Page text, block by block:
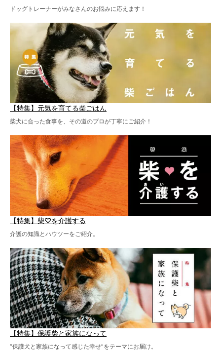
ドッグトレーナーがみなさんのお悩みに応えます！
【特集】元気を育てる柴ごはん
柴犬に合った食事を、その道のプロが丁寧にご紹介！
【特集】柴♡を介護する
介護の知識とハウツーをご紹介。
【特集】保護柴と家族になって
“保護犬と家族になって感じた幸せ”をテーマにお届け。